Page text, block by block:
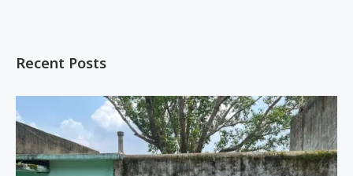
Recent Posts